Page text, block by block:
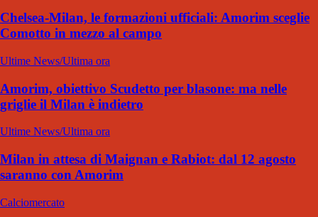
Chelsea-Milan, le formazioni ufficiali: Amorim sceglie
Comotto in mezzo al campo
Ultime News/Ultima ora
Amorim, obiettivo Scudetto per blasone: ma nelle
griglie il Milan è indietro
Ultime News/Ultima ora
Milan in attesa di Maignan e Rabiot: dal 12 agosto
saranno con Amorim
Calciomercato